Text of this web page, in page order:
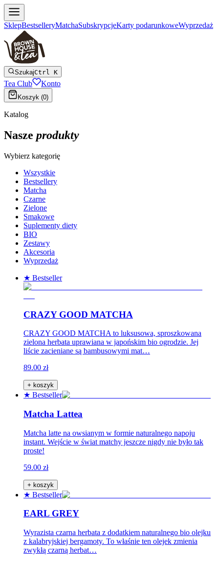
SklepBestselleryMatchaSubskrypcjeKarty podarunkoweWyprzedaż
SzukajCtrl K
Tea Club Konto
Koszyk (0)
Katalog
Nasze produkty
Wybierz kategorię
Wszystkie
Bestsellery
Matcha
Czarne
Zielone
Smakowe
Suplementy diety
BIO
Zestawy
Akcesoria
Wyprzedaż
★ Bestseller
CRAZY GOOD MATCHA
CRAZY GOOD MATCHA to luksusowa, sproszkowana
zielona herbata uprawiana w japońskim bio ogrodzie. Jej
liście zacieniane są bambusowymi mat…
89.00 zł
+ koszyk
★ Bestseller
Matcha Lattea
Matcha latte na owsianym w formie naturalnego napoju
instant. Wejście w świat matchy jeszcze nigdy nie było tak
proste!
59.00 zł
+ koszyk
★ Bestseller
EARL GREY
Wyrazista czarna herbata z dodatkiem naturalnego bio olejku
z kalabryjskiej bergamoty. To właśnie ten olejek zmienia
zwykłą czarną herbat…